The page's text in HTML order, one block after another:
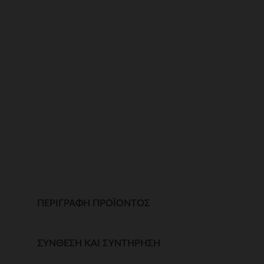
ΠΕΡΙΓΡΑΦΉ ΠΡΟΪΌΝΤΟΣ
ΣΎΝΘΕΣΗ ΚΑΙ ΣΥΝΤΉΡΗΣΗ